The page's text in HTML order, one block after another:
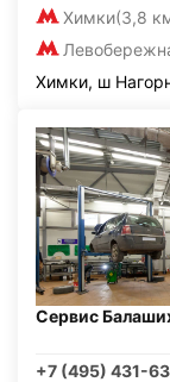
Химки(3,8
Химки, ш
Сервис
+7 (495) 431-